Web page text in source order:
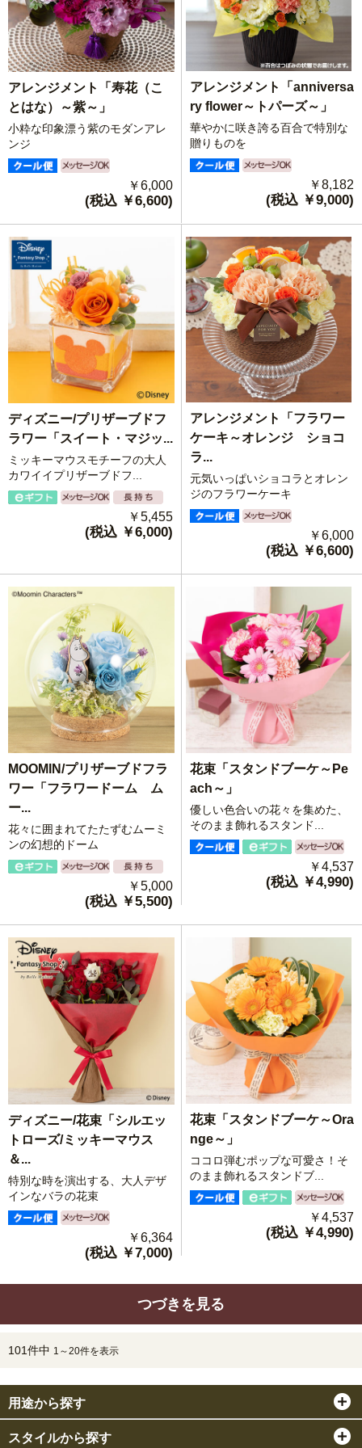
アレンジメント「寿花（こ
とはな）～紫～」
小粋な印象漂う紫のモダンアレ
ンジ
￥6,000
(税込 ￥6,600)
アレンジメント「anniversa
ry flower～トパーズ～」
華やかに咲き誇る百合で特別な
贈りものを
￥8,182
(税込 ￥9,000)
ディズニー/プリザーブドフ
ラワー「スイート・マジッ...
ミッキーマウスモチーフの大人
カワイイプリザーブドフ...
￥5,455
(税込 ￥6,000)
アレンジメント「フラワー
ケーキ～オレンジ ショコ
ラ...
元気いっぱいショコラとオレン
ジのフラワーケーキ
￥6,000
(税込 ￥6,600)
MOOMIN/プリザーブドフラ
ワー「フラワードーム ム
ー...
花々に囲まれてたたずむムーミ
ンの幻想的ドーム
￥5,000
(税込 ￥5,500)
花束「スタンドブーケ～Pe
ach～」
優しい色合いの花々を集めた、
そのまま飾れるスタンド...
￥4,537
(税込 ￥4,990)
ディズニー/花束「シルエッ
トローズ/ミッキーマウス
＆...
特別な時を演出する、大人デザ
インなバラの花束
￥6,364
(税込 ￥7,000)
花束「スタンドブーケ～Ora
nge～」
ココロ弾むポップな可愛さ！そ
のまま飾れるスタンドブ...
￥4,537
(税込 ￥4,990)
つづきを見る
101件中 1～20件を表示
用途から探す
スタイルから探す